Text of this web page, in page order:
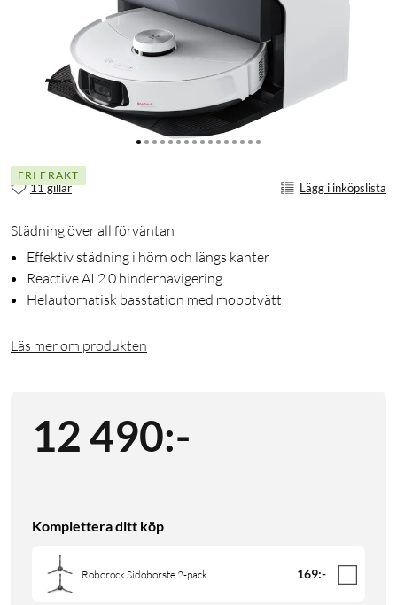
FRI FRAKT
11 gillar Lägg i inköpslista
Städning över all förväntan
Effektiv städning i hörn och längs kanter
Reactive AI 2.0 hindernavigering
Helautomatisk basstation med mopptvätt
Läs mer om produkten
12 490:-
Komplettera ditt köp
Roborock Sidoborste 2-pack 169:-